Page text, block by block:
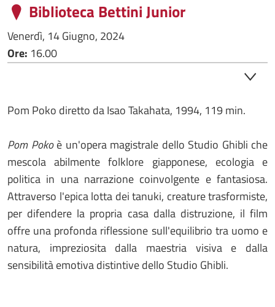
Biblioteca Bettini Junior
Venerdì, 14 Giugno, 2024
Ore: 16.00
Pom Poko diretto da Isao Takahata, 1994, 119 min.
Pom Pokoè un'opera magistrale dello Studio Ghibli che
mescola abilmente folklore giapponese, ecologia e
politica in una narrazione coinvolgente e fantasiosa.
Attraverso l'epica lotta dei tanuki, creature trasformiste,
per difendere la propria casa dalla distruzione, il film
offre una profonda riflessione sull'equilibrio tra uomo e
natura, impreziosita dalla maestria visiva e dalla
sensibilità emotiva distintive dello Studio Ghibli.